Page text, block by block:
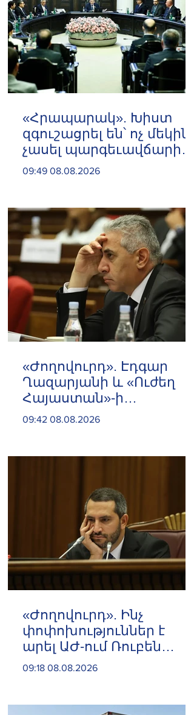
«Հրապարակ». Խիստ
զգուշացրել են՝ ոչ մեկին
չասել պարգեւավճարի
չափը, սպառնացել
09:49 08.08.2026
«Ժողովուրդ». Էդգար
Ղազարյանի և «Ուժեղ
Հայաստան»-ի
հարաբերությունները
09:42 08.08.2026
«Ժողովուրդ». Ինչ
փոփոխություններ է
արել ԱԺ-ում Ռուբեն
Ռուբինյանը
09:18 08.08.2026